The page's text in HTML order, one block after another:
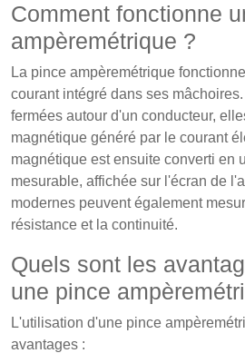
Comment fonctionne
ampèremétrique ?
La pince ampèremétrique
courant intégré dans ses
fermées autour d'un conducteur,
magnétique généré par le courant
magnétique est ensuite converti en
mesurable, affichée sur l'écran de
modernes peuvent également
résistance et la continuité.
Quels sont les
une pince
L'utilisation d'une pince
avantages :